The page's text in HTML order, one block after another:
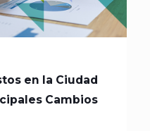
en la Ciudad
Cambios